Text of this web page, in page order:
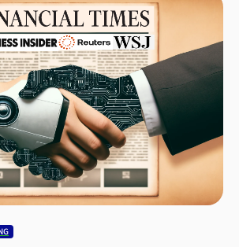
가 늘었다. 전문가들은 넷플릭스를 필두로 디즈니,
너브라더스 등이 뛰어든 OTT 춘추전국시대가 향후
다.